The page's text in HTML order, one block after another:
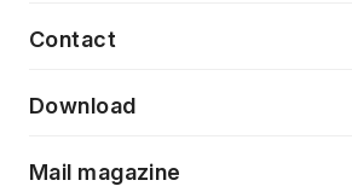
Event/Seminer
Contact
Download
Mail magazine